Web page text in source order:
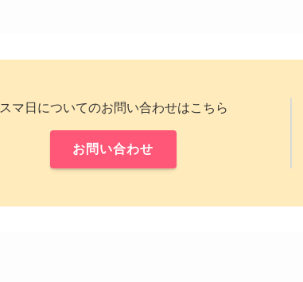
スマ日についてのお問い合わせはこちら
お問い合わせ